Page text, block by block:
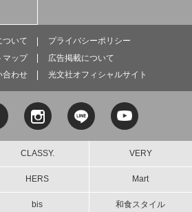
ついて
プライバシーポリシー
マップ
広告掲載について
合わせ
光文社オフィシャルサイト
CLASSY. VERY
HERS Mart
bis 和食スタイル